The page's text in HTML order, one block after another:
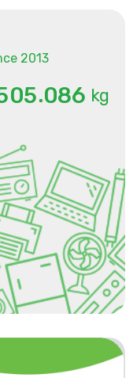
2013
05.086 kg